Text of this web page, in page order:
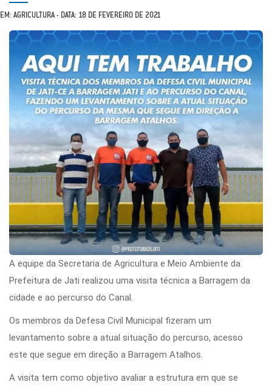
EM: AGRICULTURA - DATA: 18 DE FEVEREIRO DE 2021
A equipe da Secretaria de Agricultura e Meio Ambiente da
Prefeitura de Jati realizou uma visita técnica a Barragem da
cidade e ao percurso do Canal.
Os membros da Defesa Civil Municipal fizeram um
levantamento sobre a atual situação do percurso, acesso
este que segue em direção a Barragem Atalhos.
A visita tem como objetivo avaliar a estrutura em que se